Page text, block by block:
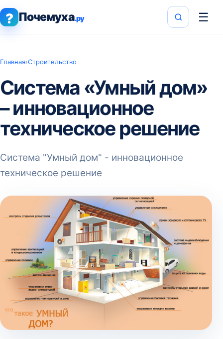
? Почемуха.ру ☰
Главная›Строительство
Система «Умный дом»
– инновационное
техническое решение
Система "Умный дом" - инновационное
техническое решение